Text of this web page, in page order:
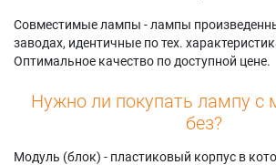
Совместимые лампы - лампы
заводах, идентичные по тех.
Оптимальное качество по доступной цене.
Нужно ли покупать лампу с
без?
Модуль (блок) - пластиковый корпус в